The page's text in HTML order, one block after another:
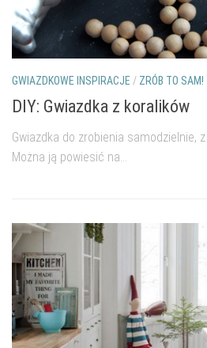
GWIAZDKOWE INSPIRACJE / ZRÓB TO SAM!
DIY: Gwiazdka z koralików
Gwiazdka do zrobienia samodzielnie,
Można ją powiesić na...